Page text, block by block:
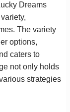
Dreams
The variety
options,
caters to
not only holds
strategies